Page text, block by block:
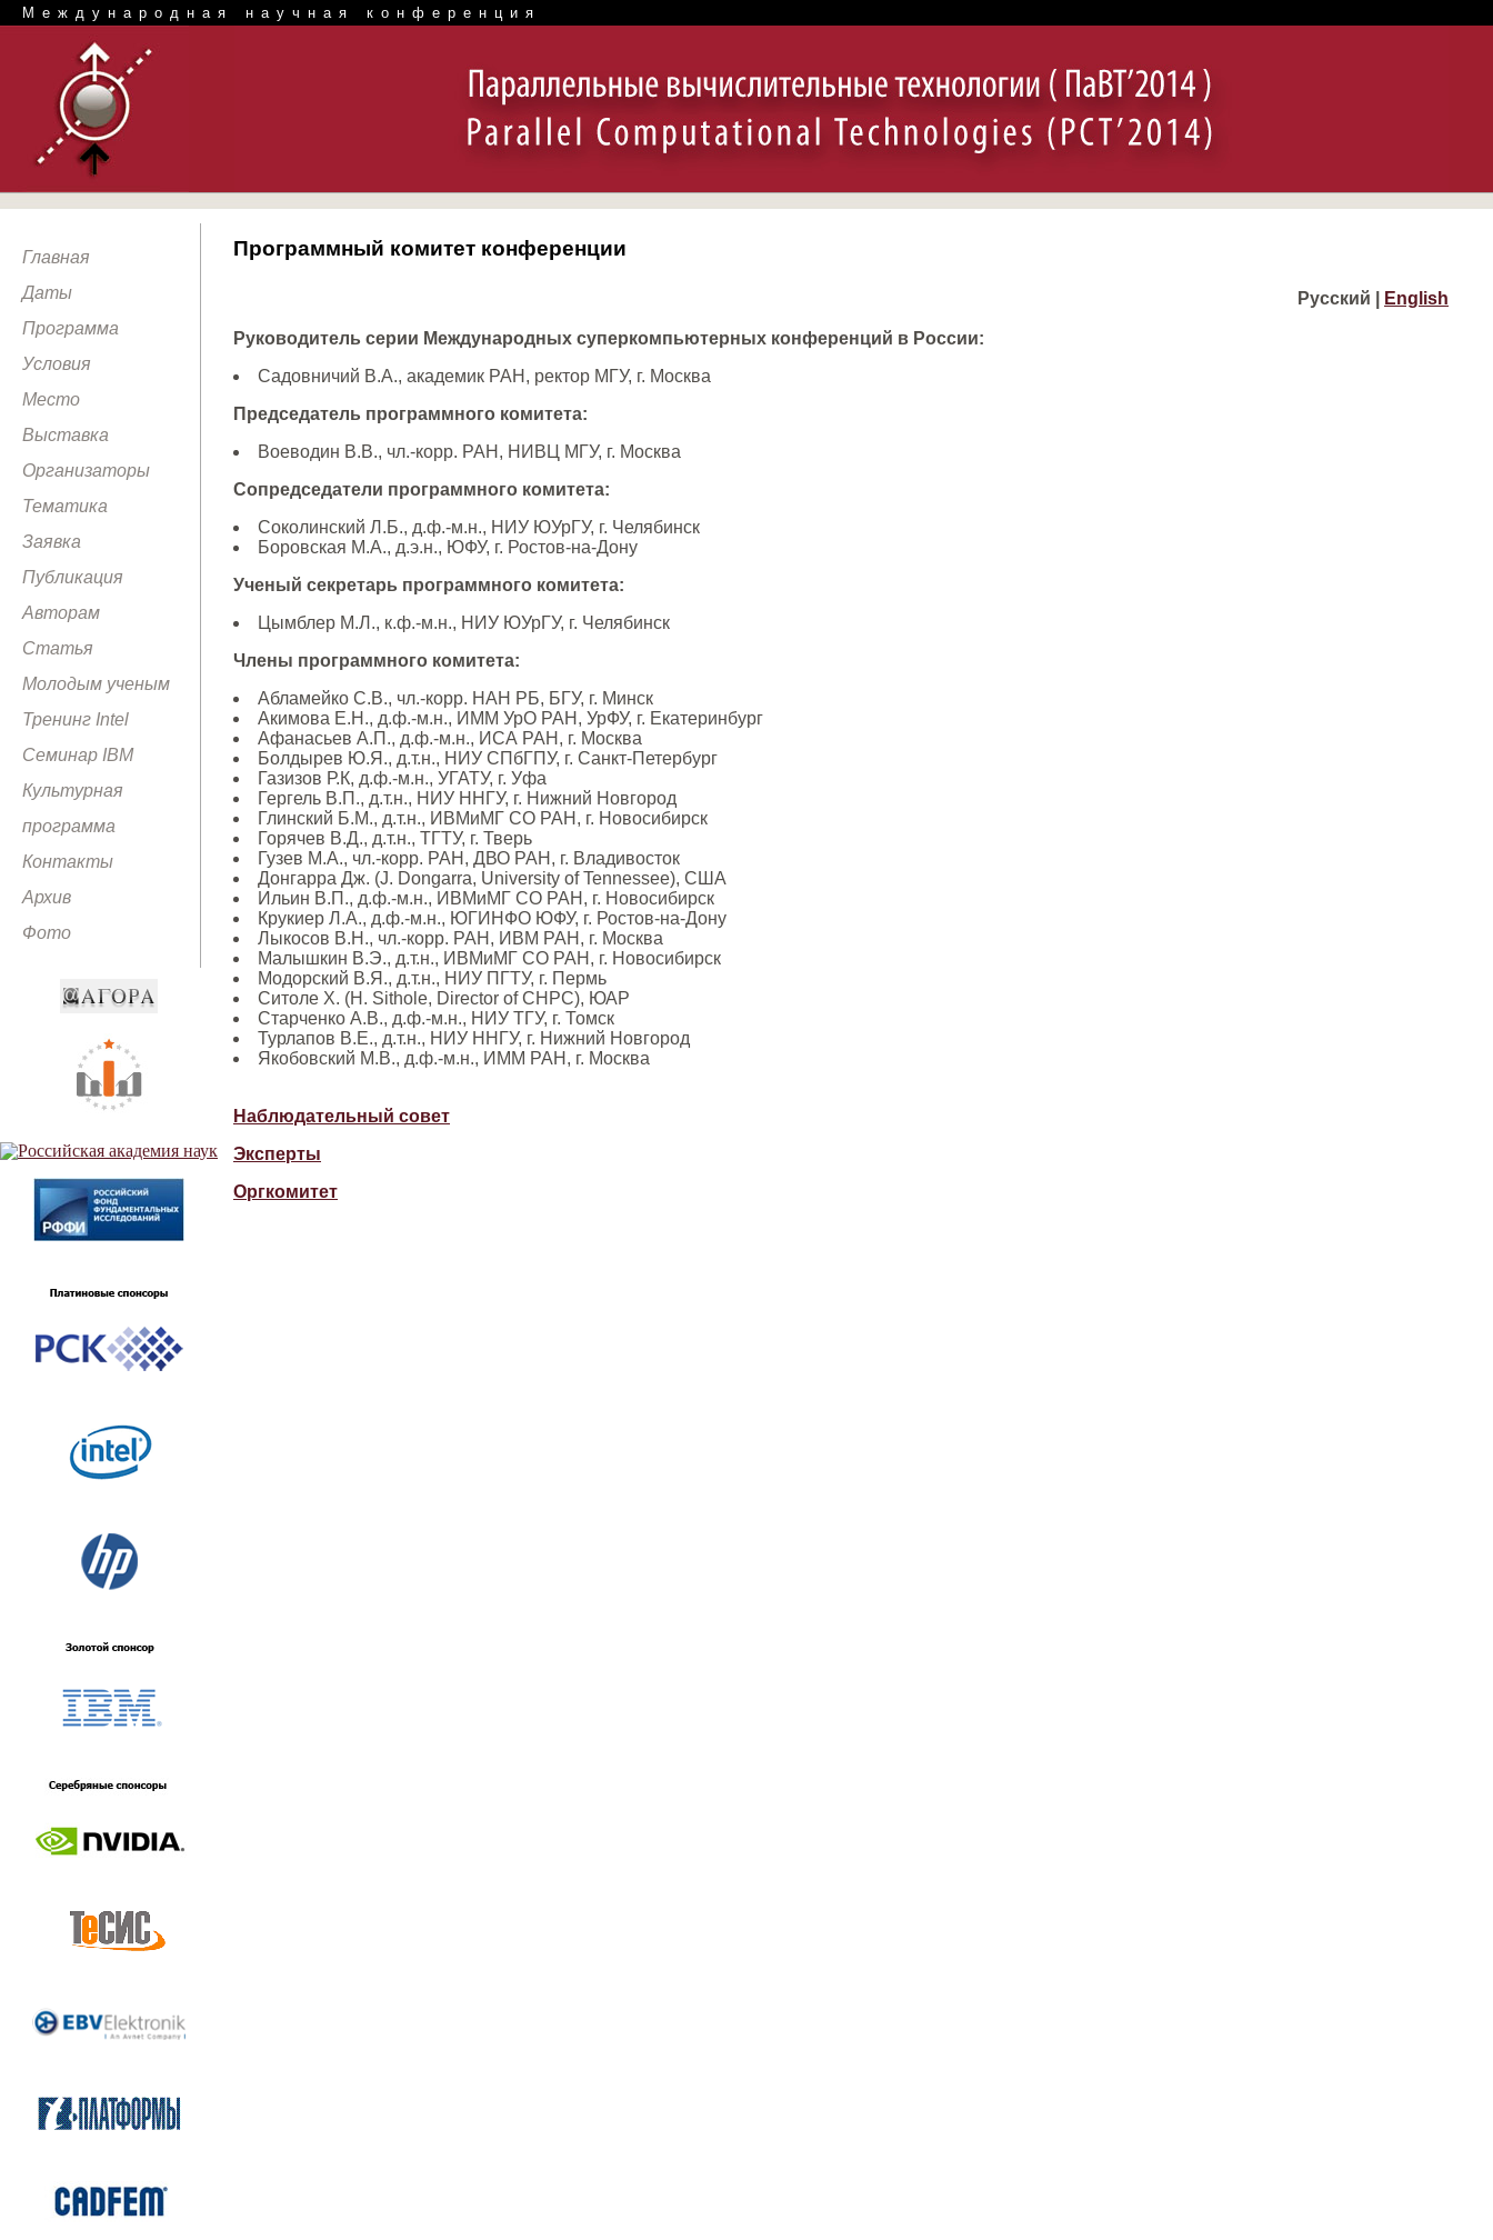
Международная научная конференция
Главная
Даты
Программа
Условия
Место
Выставка
Организаторы
Тематика
Заявка
Публикация
Авторам
Статья
Молодым ученым
Тренинг Intel
Семинар IBM
Культурная
программа
Контакты
Архив
Фото
Программный комитет конференции
Русский | English
Руководитель серии Международных суперкомпьютерных конференций в России:
Садовничий В.А., академик РАН, ректор МГУ, г. Москва
Председатель программного комитета:
Воеводин В.В., чл.-корр. РАН, НИВЦ МГУ, г. Москва
Сопредседатели программного комитета:
Соколинский Л.Б., д.ф.-м.н., НИУ ЮУрГУ, г. Челябинск
Боровская М.А., д.э.н., ЮФУ, г. Ростов-на-Дону
Ученый секретарь программного комитета:
Цымблер М.Л., к.ф.-м.н., НИУ ЮУрГУ, г. Челябинск
Члены программного комитета:
Абламейко С.В., чл.-корр. НАН РБ, БГУ, г. Минск
Акимова Е.Н., д.ф.-м.н., ИММ УрО РАН, УрФУ, г. Екатеринбург
Афанасьев А.П., д.ф.-м.н., ИСА РАН, г. Москва
Болдырев Ю.Я., д.т.н., НИУ СПбГПУ, г. Санкт-Петербург
Газизов Р.К, д.ф.-м.н., УГАТУ, г. Уфа
Гергель В.П., д.т.н., НИУ ННГУ, г. Нижний Новгород
Глинский Б.М., д.т.н., ИВМиМГ СО РАН, г. Новосибирск
Горячев В.Д., д.т.н., ТГТУ, г. Тверь
Гузев М.А., чл.-корр. РАН, ДВО РАН, г. Владивосток
Донгарра Дж. (J. Dongarra, University of Tennessee), США
Ильин В.П., д.ф.-м.н., ИВМиМГ СО РАН, г. Новосибирск
Крукиер Л.А., д.ф.-м.н., ЮГИНФО ЮФУ, г. Ростов-на-Дону
Лыкосов В.Н., чл.-корр. РАН, ИВМ РАН, г. Москва
Малышкин В.Э., д.т.н., ИВМиМГ СО РАН, г. Новосибирск
Модорский В.Я., д.т.н., НИУ ПГТУ, г. Пермь
Ситоле Х. (H. Sithole, Director of CHPC), ЮАР
Старченко А.В., д.ф.-м.н., НИУ ТГУ, г. Томск
Турлапов В.Е., д.т.н., НИУ ННГУ, г. Нижний Новгород
Якобовский М.В., д.ф.-м.н., ИММ РАН, г. Москва
Наблюдательный совет
Эксперты
Оргкомитет